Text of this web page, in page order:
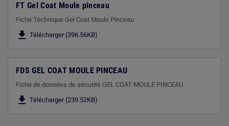
FT Gel Coat Moule pinceau
Fiche Technique Gel Coat Moule Pinceau
 Télécharger (396.56KB)
FDS GEL COAT MOULE PINCEAU
Fiche de données de sécurité GEL COAT MOULE PINCEAU
 Télécharger (239.52KB)